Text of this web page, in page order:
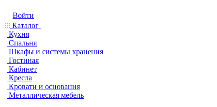
Войти
Каталог
Кухня
Спальня
Шкафы и системы хранения
Гостиная
Кабинет
Кресла
Кровати и основания
Металлическая мебель